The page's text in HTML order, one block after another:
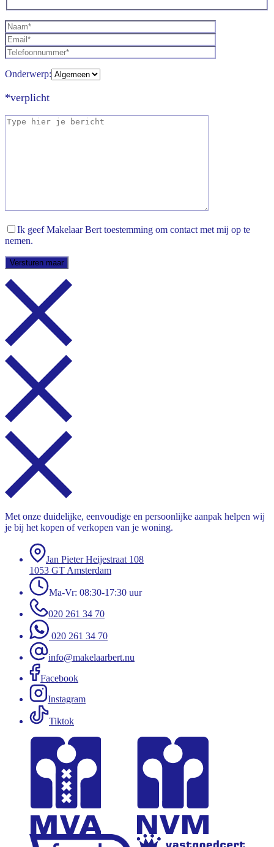
Onderwerp:
*verplicht
Ik geef Makelaar Bert toestemming om contact met mij op te
nemen.
Met onze duidelijke, eenvoudige en persoonlijke aanpak helpen wij
je bij het kopen of verkopen van je woning.
Jan Pieter Heijestraat 108
1053 GT Amsterdam
Ma-Vr: 08:30-17:30 uur
020 261 34 70
020 261 34 70
info@makelaarbert.nu
Facebook
Instagram
Tiktok